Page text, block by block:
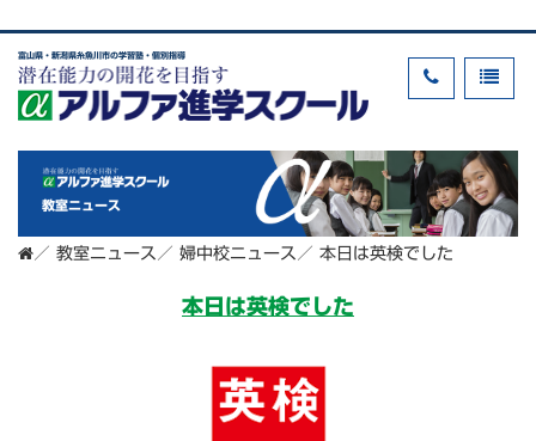
富山県・新潟県糸魚川市の学習塾・個別指導
教室ニュース
／ 教室ニュース ／ 婦中校ニュース ／ 本日は英検でした
本日は英検でした